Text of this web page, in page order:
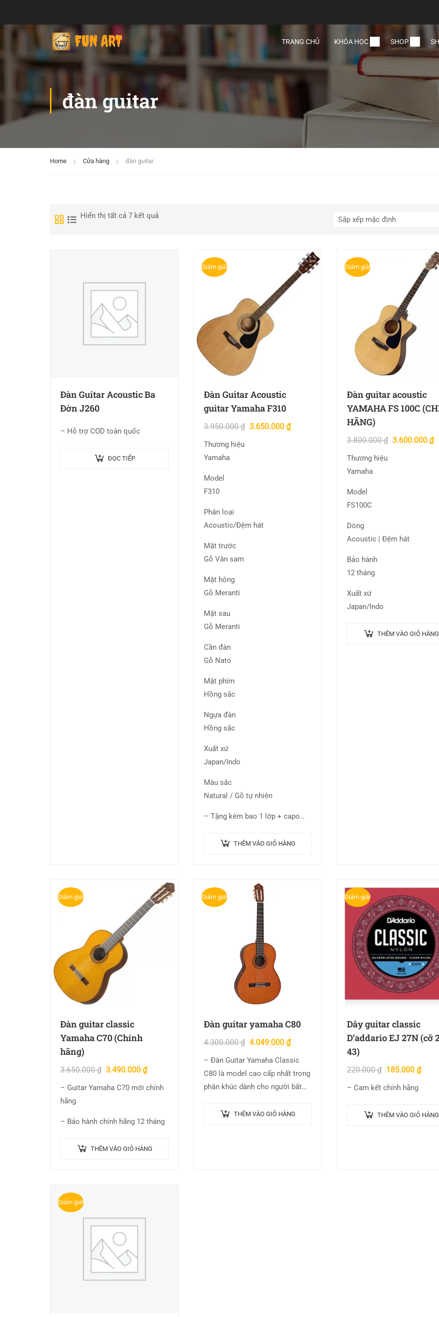
TRANG CHỦ KHÓA HỌC SHOP
đàn guitar
Home Cửa hàng đàn guitar
Hiển thị tất cả 7 kết quả
Đàn Guitar Acoustic Ba
Đờn J260
– Hỗ trợ COD toàn quốc
ĐỌC TIẾP
Giảm giá!
Đàn Guitar Acoustic
guitar Yamaha F310
3.950.000₫ 3.650.000 ₫
Thương hiệu
Yamaha
Model
F310
Phân loại
Acoustic/Đệm hát
Mặt trước
Gỗ Vân sam
Mặt hông
Gỗ Meranti
Mặt sau
Gỗ Meranti
Cần đàn
Gỗ Nato
Mặt phím
Hồng sắc
Ngựa đàn
Hồng sắc
Xuất xứ
Japan/Indo
Màu sắc
Natural / Gỗ tự nhiên
– Tặng kèm bao 1 lớp + capo…
THÊM VÀO GIỎ HÀNG
Giảm giá!
Đàn guitar acoustic
YAMAHA FS 100C
HÃNG)
3.800.000₫ 3.600.000 ₫
Thương hiệu
Yamaha
Model
FS100C
Dòng
Acoustic | Đệm hát
Bảo hành
12 tháng
Xuất xứ
Japan/Indo
THÊM VÀO GIỎ HÀNG
Giảm giá!
Đàn guitar classic
Yamaha C70 (Chính
hãng)
3.650.000₫ 3.490.000 ₫
– Guitar Yamaha C70 mới chính
hãng
– Bảo hành chính hãng 12 tháng
THÊM VÀO GIỎ HÀNG
Giảm giá!
Đàn guitar yamaha C80
4.300.000₫ 4.049.000 ₫
– Đàn Guitar Yamaha Classic
C80 là model cao cấp nhất trong
phân khúc dành cho người bắt
thanh chất lượng, dễ chơi…
THÊM VÀO GIỎ HÀNG
Giảm giá!
Dây guitar classic
D’addario EJ 27N (cỡ
43)
220.000₫ 185.000 ₫
– Cam kết chính hãng
THÊM VÀO GIỎ HÀNG
Giảm giá!